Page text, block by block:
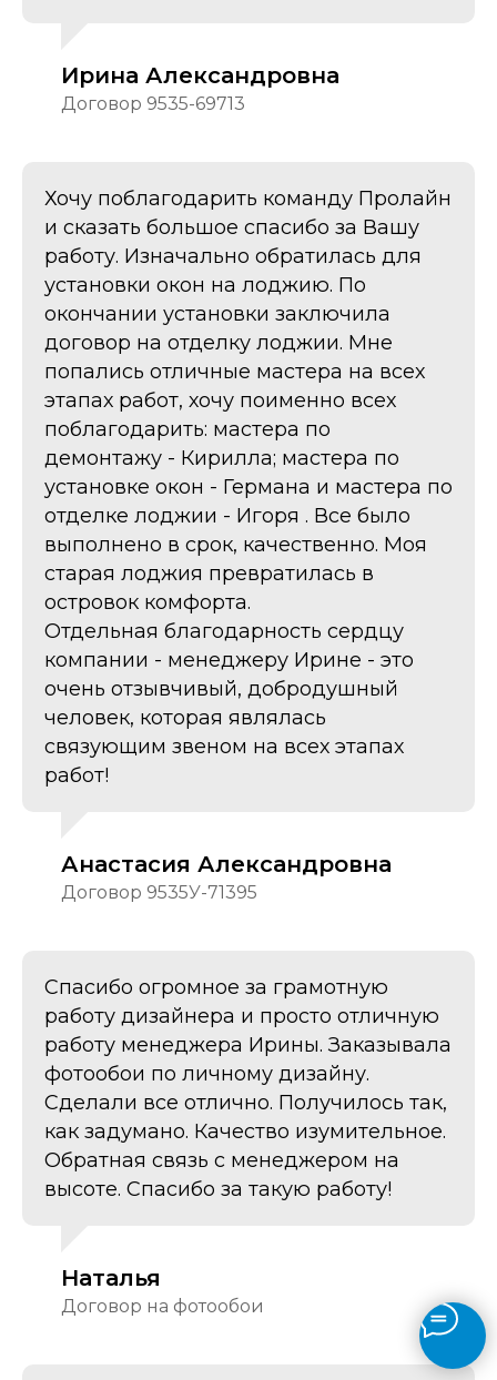
Ирина Александровна
Договор 9535-69713
Хочу поблагодарить команду Пролайн
и сказать большое спасибо за Вашу
работу. Изначально обратилась для
установки окон на лоджию. По
окончании установки заключила
договор на отделку лоджии. Мне
попались отличные мастера на всех
этапах работ, хочу поименно всех
поблагодарить: мастера по
демонтажу - Кирилла; мастера по
установке окон - Германа и мастера по
отделке лоджии - Игоря . Все было
выполнено в срок, качественно. Моя
старая лоджия превратилась в
островок комфорта.
Отдельная благодарность сердцу
компании - менеджеру Ирине - это
очень отзывчивый, добродушный
человек, которая являлась
связующим звеном на всех этапах
работ!
Анастасия Александровна
Договор 9535У-71395
Спасибо огромное за грамотную
работу дизайнера и просто отличную
работу менеджера Ирины. Заказывала
фотообои по личному дизайну.
Сделали все отлично. Получилось так,
как задумано. Качество изумительное.
Обратная связь с менеджером на
высоте. Спасибо за такую работу!
Наталья
Договор на фотообои